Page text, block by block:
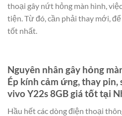
thoại gây nứt hỏng màn hình,
tiện. Từ đó, cần phải thay mới,
tốt nhất.
Nguyên nhân gây hỏng
Ép kính cảm ứng, thay
vivo Y22s 8GB giá tốt tại
Hầu hết các dòng điện thoại